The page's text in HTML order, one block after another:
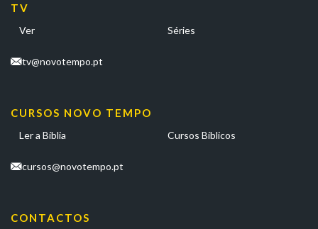
TV
Ver Séries
tv@novotempo.pt
CURSOS NOVO TEMPO
Ler a Bíblia Cursos Bíblicos
cursos@novotempo.pt
CONTACTOS